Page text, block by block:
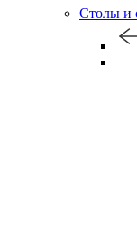
Столы и